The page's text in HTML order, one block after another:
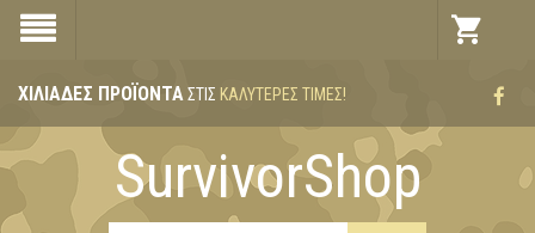
ΧΙΛΙΆΔΕΣ ΠΡΟΪΌΝΤΑΣΤΙΣ ΚΑΛΎΤΕΡΕΣ ΤΙΜΈΣ!
SurvivorShop